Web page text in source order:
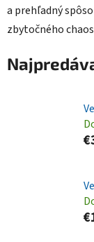
a prehľadný
zbytočného